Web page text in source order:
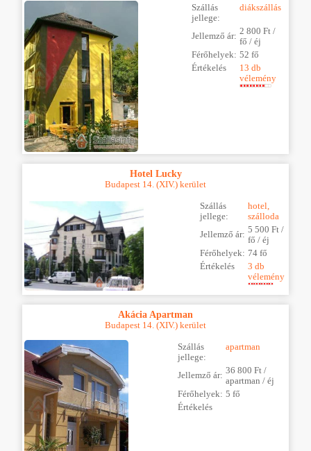
Szállás
jellege:
diákszállás
Jellemző ár: 2 800 Ft /
fő / éj
Férőhelyek: 52 fő
Értékelés
13 db
vélemény
Hotel Lucky
Budapest 14. (XIV.) kerület
Szállás
jellege:
hotel,
szálloda
Jellemző ár: 5 500 Ft /
fő / éj
Férőhelyek: 74 fő
Értékelés
3 db
vélemény
Akácia Apartman
Budapest 14. (XIV.) kerület
Szállás
jellege:
apartman
Jellemző ár: 36 800 Ft /
apartman / éj
Férőhelyek: 5 fő
Értékelés